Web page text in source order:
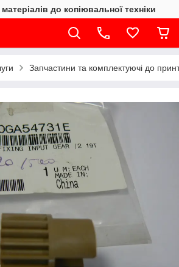
до копіювальної техніки
Запчастини та комплектуючі до